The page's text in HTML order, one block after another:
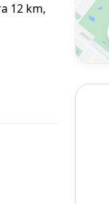
12 km,